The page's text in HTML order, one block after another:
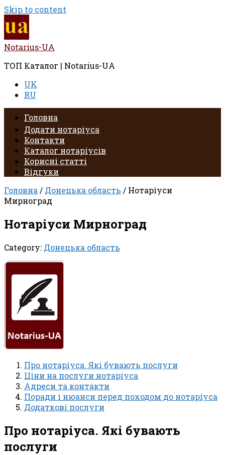
Skip to content
Notarius-UA
ТОП Каталог | Notarius-UA
UK
RU
Головна
Додати нотаріуса
Контакти
Каталог нотаріусів
Корисні статті
Відгуки
Головна / Донецька область / Нотаріуси
Мирноград
Нотаріуси Мирноград
Category: Донецька область
Про нотаріуса. Які бувають послуги
Ціни на послуги нотаріуса
Адреси та контакти
Поради і нюанси перед походом до нотаріуса
Додаткові послуги
Про нотаріуса. Які бувають
послуги